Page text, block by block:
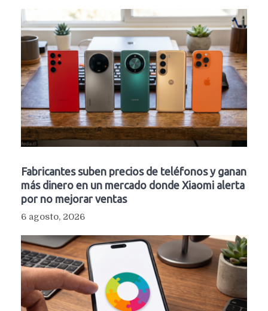
Fabricantes suben precios de teléfonos y ganan
más dinero en un mercado donde Xiaomi alerta
por no mejorar ventas
6 agosto, 2026